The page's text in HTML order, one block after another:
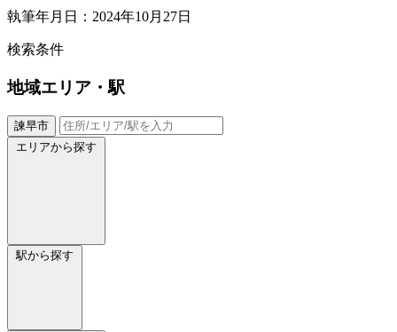
執筆年月日：2024年10月27日
検索条件
地域エリア・駅
諫早市
エリアから探す
駅から探す